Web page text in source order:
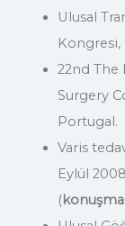
Ulusal
Kongresi,
22nd The
Surgery
Portugal.
Varis
Eylül
(